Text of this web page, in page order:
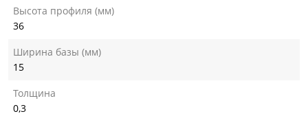
Высота профиля (мм)
36
Ширина базы (мм)
15
Толщина
0,3